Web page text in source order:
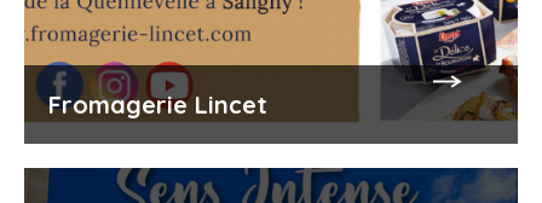
Fromagerie Lincet